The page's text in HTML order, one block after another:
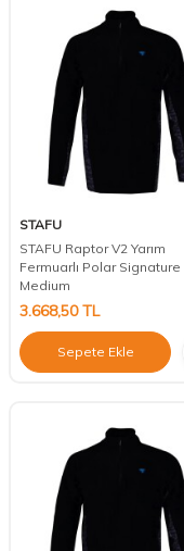
STAFU
STAFU Raptor V2 Yarım
Fermuarlı Polar Signature
Medium
3.668,50TL
Sepete Ekle